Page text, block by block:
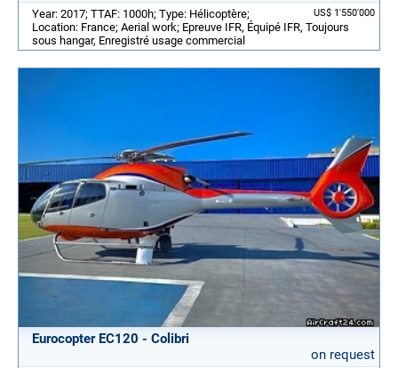
US$ 1'550'000
Year: 2017; TTAF: 1000h; Type: Hélicoptère;
Location: France; Aerial work; Epreuve IFR, Équipé IFR, Toujours
sous hangar, Enregistré usage commercial
Eurocopter EC120 - Colibri
on request